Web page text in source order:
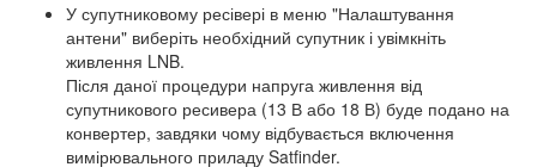
У супутниковому ресівері в меню "Налаштування
антени" виберіть необхідний супутник і увімкніть
живлення LNB.
Після даної процедури напруга живлення від
супутникового ресивера (13 В або 18 В) буде подано на
конвертер, завдяки чому відбувається включення
вимірювального приладу Satfinder.